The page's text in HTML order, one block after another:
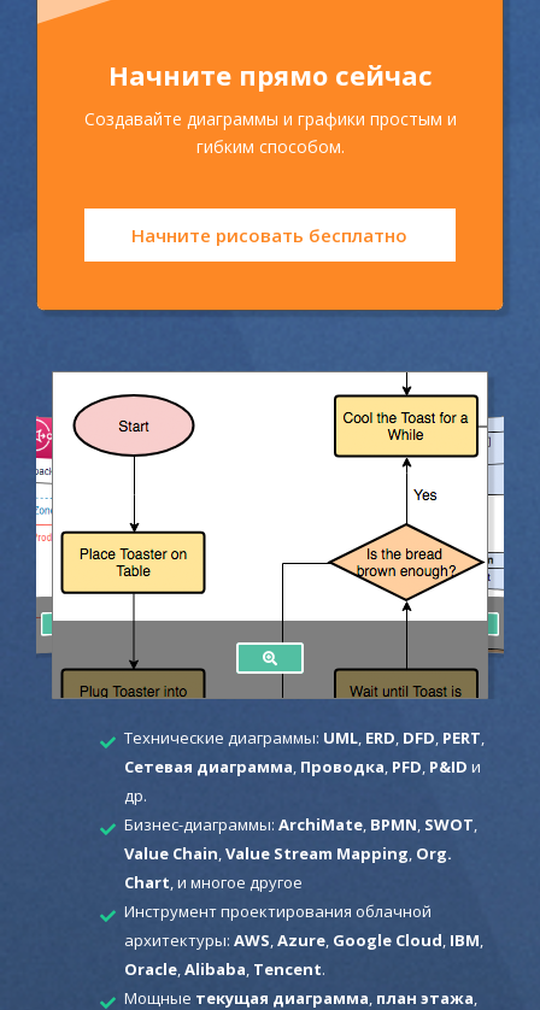
Начните прямо сейчас
Создавайте диаграммы и графики простым и
гибким способом.
Начните рисовать бесплатно
Технические диаграммы: UML, ERD DFD PERT
Сетевая диаграмма Проводка PFD P&ID и
др.
Бизнес-диаграммы: ArchiMate, BPMN SWOT
Value Chain Value Stream Mapping Org.
Chart , и многое другое
Инструмент проектирования облачной
архитектуры: AWS Azure, Google Cloud IBM
Oracle, Alibaba Tencent.
Мощные текущая диаграмма план этажа